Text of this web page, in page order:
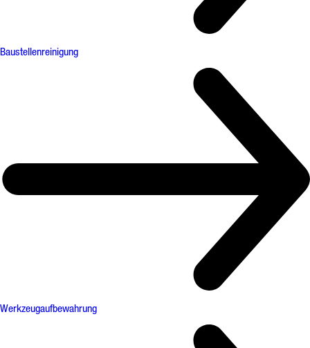
Baustellenreinigung
Werkzeugaufbewahrung